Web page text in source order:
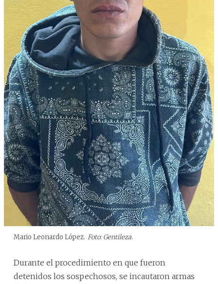
Mario Leonardo López. Foto: Gentileza.
Durante el procedimiento en que fueron
detenidos los sospechosos, se incautaron armas